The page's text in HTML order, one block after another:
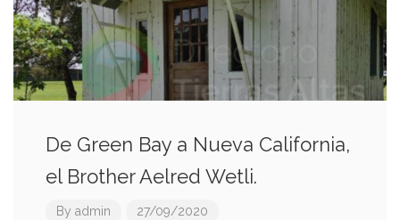
De Green Bay a Nueva California,
el Brother Aelred Wetli.
By admin 27/09/2020